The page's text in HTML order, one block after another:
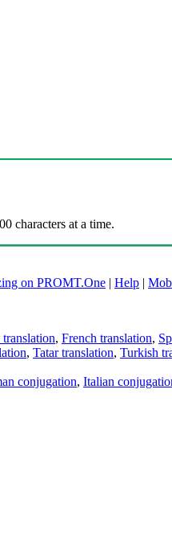
characters at a time.
on PROMT.One | Help |
, French translation,
, Tatar translation, Turkish
conjugation, Italian